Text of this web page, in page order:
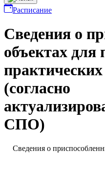
Расписание
Сведения о
объектах для
(согласно
СПО)
Сведения о